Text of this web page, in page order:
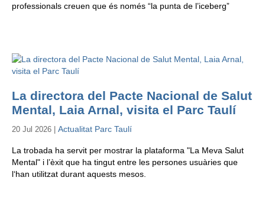
professionals creuen que és només “la punta de l’iceberg”
La directora del Pacte Nacional de Salut
Mental, Laia Arnal, visita el Parc Taulí
20 Jul 2026 | Actualitat Parc Taulí
La trobada ha servit per mostrar la plataforma "La Meva Salut
Mental" i l’èxit que ha tingut entre les persones usuàries que
l‘han utilitzat durant aquests mesos.